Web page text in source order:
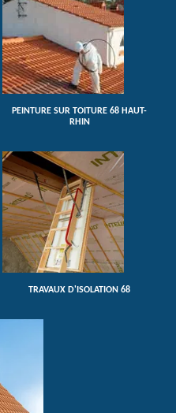
PEINTURE SUR TOITURE 68 HAUT-
RHIN
TRAVAUX D'ISOLATION 68